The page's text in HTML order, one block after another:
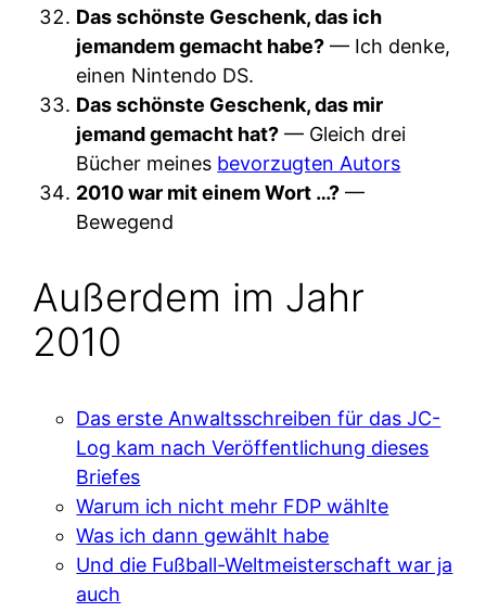
Das schönste Geschenk, das ich
jemandem gemacht habe? — Ich denke,
einen Nintendo DS.
Das schönste Geschenk, das mir
jemand gemacht hat? — Gleich drei
Bücher meines bevorzugten Autors
2010 war mit einem Wort …? —
Bewegend
Außerdem im Jahr
2010
Das erste Anwaltsschreiben für das JC-
Log kam nach Veröffentlichung dieses
Briefes
Warum ich nicht mehr FDP wählte
Was ich dann gewählt habe
Und die Fußball-Weltmeisterschaft war ja
auch